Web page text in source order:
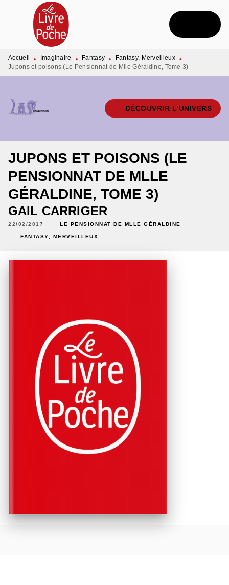
MENU RECHERCHE CONTENU
PIED DE PAGE
Accueil • Imaginaire • Fantasy • Fantasy, Merveilleux •
Jupons et poisons (Le Pensionnat de Mlle Géraldine, Tome 3)
DÉCOUVRIR L'UNIVERS
JUPONS ET POISONS (LE
PENSIONNAT DE MLLE
GÉRALDINE, TOME 3)
GAIL CARRIGER
22/02/2017 LE PENSIONNAT DE MLLE GÉRALDINE
FANTASY, MERVEILLEUX